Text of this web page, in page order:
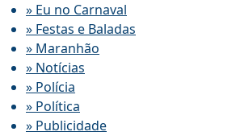
» Eu no Carnaval
» Festas e Baladas
» Maranhão
» Notícias
» Polícia
» Política
» Publicidade